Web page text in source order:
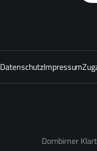
DatenschutzImpressum
Dornbirner